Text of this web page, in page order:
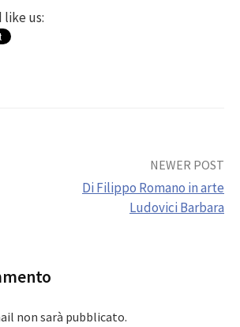
like us:
NEWER POST
Di Filippo Romano in arte
Ludovici Barbara
non sarà pubblicato.